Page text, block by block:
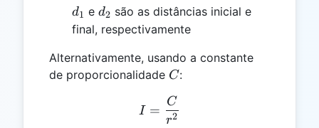
d_1
d1 e d_2
d2 são as distâncias inicial e
final, respectivamente
Alternativamente, usando a constante
de proporcionalidade C
C:
I = \frac{C}{r^2}
I =
r2
C